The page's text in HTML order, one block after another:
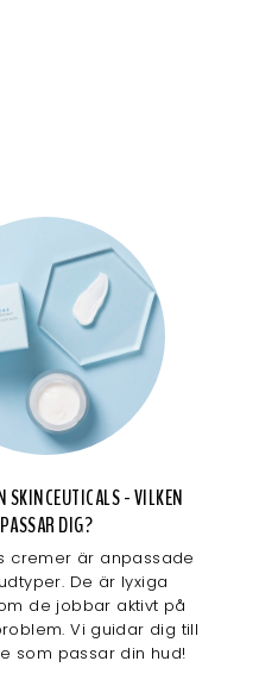
SKINCEUTICALS - VILKEN
PASSAR DIG?
cremer är anpassade
De är lyxiga
de jobbar aktivt på
Vi guidar dig till
som passar din hud!